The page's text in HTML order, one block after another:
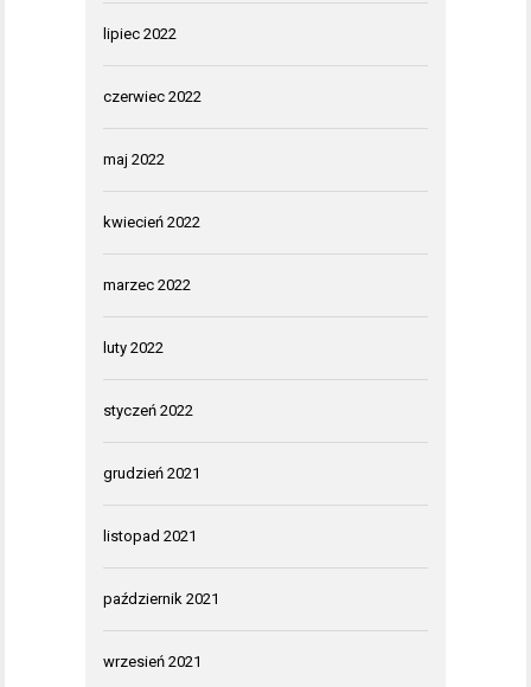
lipiec 2022
czerwiec 2022
maj 2022
kwiecień 2022
marzec 2022
luty 2022
styczeń 2022
grudzień 2021
listopad 2021
październik 2021
wrzesień 2021